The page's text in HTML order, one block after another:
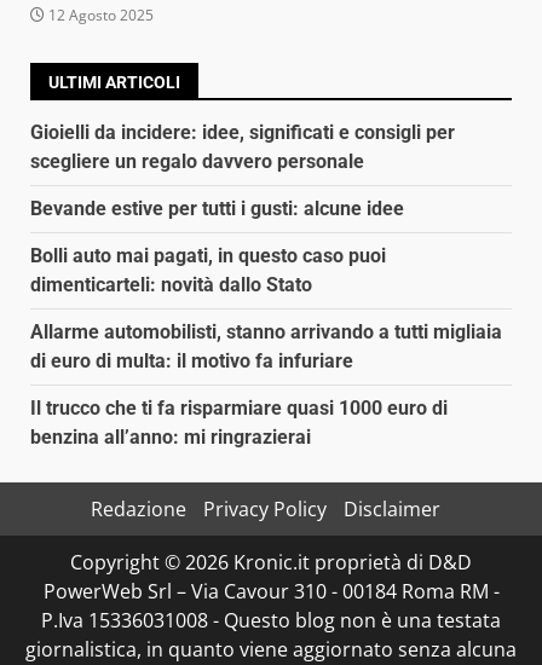
12 Agosto 2025
ULTIMI ARTICOLI
Gioielli da incidere: idee, significati e consigli per
scegliere un regalo davvero personale
Bevande estive per tutti i gusti: alcune idee
Bolli auto mai pagati, in questo caso puoi
dimenticarteli: novità dallo Stato
Allarme automobilisti, stanno arrivando a tutti migliaia
di euro di multa: il motivo fa infuriare
Il trucco che ti fa risparmiare quasi 1000 euro di
benzina all’anno: mi ringrazierai
Redazione Privacy Policy
Disclaimer
Copyright © 2026 Kronic.it proprietà di D&D
PowerWeb Srl – Via Cavour 310 - 00184 Roma RM -
P.Iva 15336031008 - Questo blog non è una testata
giornalistica, in quanto viene aggiornato senza alcuna